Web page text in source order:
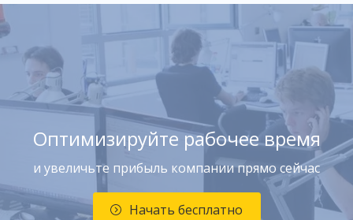
Оптимизируйте рабочее время
и увеличьте прибыль компании прямо сейчас
Начать бесплатно